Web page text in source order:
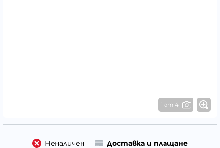
1 от 4
Неналичен Доставка и плащане